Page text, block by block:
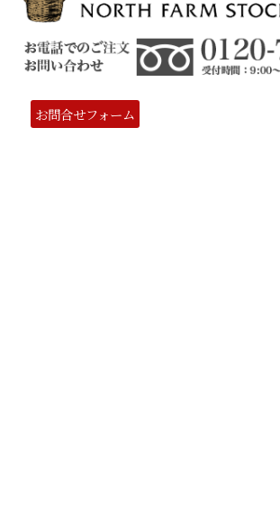
お問合せフォーム